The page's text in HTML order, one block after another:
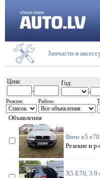
объявления
Запчасти и
Цена:
-
Год:
-
Режим: Район:
Объявления
Bmw x5
Резекне и
X5 E70, 3.0